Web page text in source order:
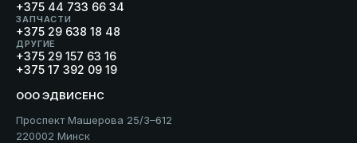
+375 44 733 66 34
ЗАПЧАСТИ
+375 29 638 18 48
ДРУГИЕ
+375 29 157 63 16
+375 17 392 09 19
ООО ЭДВИСЕНС
Проспект Машерова 25/3–612
220002 Минск